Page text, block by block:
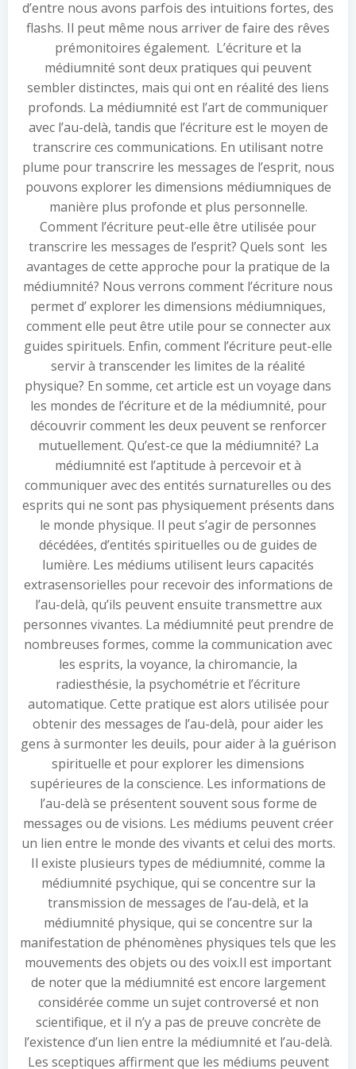
d’entre nous avons parfois des intuitions fortes, des
flashs. Il peut même nous arriver de faire des rêves
prémonitoires également. L’écriture et la
médiumnité sont deux pratiques qui peuvent
sembler distinctes, mais qui ont en réalité des liens
profonds. La médiumnité est l’art de communiquer
avec l’au-delà, tandis que l’écriture est le moyen de
transcrire ces communications. En utilisant notre
plume pour transcrire les messages de l’esprit, nous
pouvons explorer les dimensions médiumniques de
manière plus profonde et plus personnelle.
Comment l’écriture peut-elle être utilisée pour
transcrire les messages de l’esprit? Quels sont les
avantages de cette approche pour la pratique de la
médiumnité? Nous verrons comment l’écriture nous
permet d’ explorer les dimensions médiumniques,
comment elle peut être utile pour se connecter aux
guides spirituels. Enfin, comment l’écriture peut-elle
servir à transcender les limites de la réalité
physique? En somme, cet article est un voyage dans
les mondes de l’écriture et de la médiumnité, pour
découvrir comment les deux peuvent se renforcer
mutuellement. Qu’est-ce que la médiumnité? La
médiumnité est l’aptitude à percevoir et à
communiquer avec des entités surnaturelles ou des
esprits qui ne sont pas physiquement présents dans
le monde physique. Il peut s’agir de personnes
décédées, d’entités spirituelles ou de guides de
lumière. Les médiums utilisent leurs capacités
extrasensorielles pour recevoir des informations de
l’au-delà, qu’ils peuvent ensuite transmettre aux
personnes vivantes. La médiumnité peut prendre de
nombreuses formes, comme la communication avec
les esprits, la voyance, la chiromancie, la
radiesthésie, la psychométrie et l’écriture
automatique. Cette pratique est alors utilisée pour
obtenir des messages de l’au-delà, pour aider les
gens à surmonter les deuils, pour aider à la guérison
spirituelle et pour explorer les dimensions
supérieures de la conscience. Les informations de
l’au-delà se présentent souvent sous forme de
messages ou de visions. Les médiums peuvent créer
un lien entre le monde des vivants et celui des morts.
Il existe plusieurs types de médiumnité, comme la
médiumnité psychique, qui se concentre sur la
transmission de messages de l’au-delà, et la
médiumnité physique, qui se concentre sur la
manifestation de phénomènes physiques tels que les
mouvements des objets ou des voix.Il est important
de noter que la médiumnité est encore largement
considérée comme un sujet controversé et non
scientifique, et il n’y a pas de preuve concrète de
l’existence d’un lien entre la médiumnité et l’au-delà.
Les sceptiques affirment que les médiums peuvent